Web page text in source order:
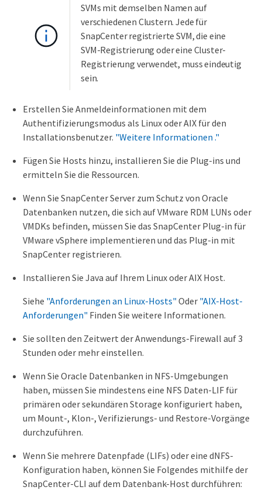
SVMs mit demselben Namen auf
verschiedenen Clustern. Jede für
SnapCenter registrierte SVM, die eine
SVM-Registrierung oder eine Cluster-
Registrierung verwendet, muss eindeutig
sein.
Erstellen Sie Anmeldeinformationen mit dem
Authentifizierungsmodus als Linux oder AIX für den
Installationsbenutzer. "Weitere Informationen ."
Fügen Sie Hosts hinzu, installieren Sie die Plug-ins und
ermitteln Sie die Ressourcen.
Wenn Sie SnapCenter Server zum Schutz von Oracle
Datenbanken nutzen, die sich auf VMware RDM LUNs oder
VMDKs befinden, müssen Sie das SnapCenter Plug-in für
VMware vSphere implementieren und das Plug-in mit
SnapCenter registrieren.
Installieren Sie Java auf Ihrem Linux oder AIX Host.
Siehe "Anforderungen an Linux-Hosts" Oder "AIX-Host-
Anforderungen" Finden Sie weitere Informationen.
Sie sollten den Zeitwert der Anwendungs-Firewall auf 3
Stunden oder mehr einstellen.
Wenn Sie Oracle Datenbanken in NFS-Umgebungen
haben, müssen Sie mindestens eine NFS Daten-LIF für
primären oder sekundären Storage konfiguriert haben,
um Mount-, Klon-, Verifizierungs- und Restore-Vorgänge
durchzuführen.
Wenn Sie mehrere Datenpfade (LIFs) oder eine dNFS-
Konfiguration haben, können Sie Folgendes mithilfe der
SnapCenter-CLI auf dem Datenbank-Host durchführen: